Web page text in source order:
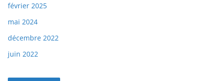
février 2025
mai 2024
décembre 2022
juin 2022